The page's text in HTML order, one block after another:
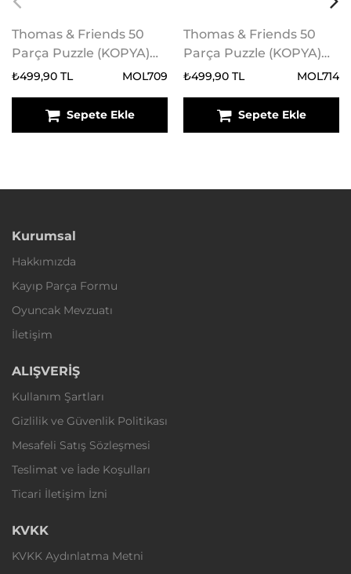
Thomas & Friends 50
Parça Puzzle (KOPYA)
(KOPYA) (KOPYA)
₺499,90 TL MOL709
Sepete Ekle
Thomas & Friends 50
Parça Puzzle (KOPYA)
(KOPYA) (KOPYA)
₺499,90 TL MOL714
Sepete Ekle
Kurumsal
Hakkımızda
Kayıp Parça Formu
Oyuncak Mevzuatı
İletişim
ALIŞVERİŞ
Kullanım Şartları
Gizlilik ve Güvenlik Politikası
Mesafeli Satış Sözleşmesi
Teslimat ve İade Koşulları
Ticari İletişim İzni
KVKK
KVKK Aydınlatma Metni